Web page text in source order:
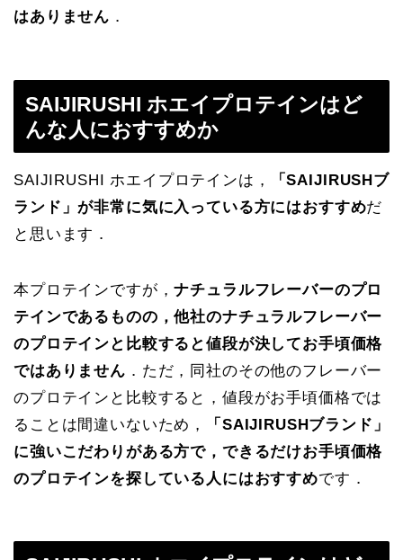
はありません ．
SAIJIRUSHI ホエイプロテインはど
んな人におすすめか
SAIJIRUSHI ホエイプロテインは，
「SAIJIRUSHブ
ランド」が非常に気に入っている方にはおすすめだ
と思います．
本プロテインですが，ナチュラルフレーバーのプロ
テインであるものの，他社のナチュラルフレーバー
のプロテインと比較すると値段が決してお手頃価格
ではありません ．ただ，同社のその他のフレーバー
のプロテインと比較すると，値段がお手頃価格では
ることは間違いないため，
「SAIJIRUSHブランド」
に強いこだわりがある方で，できるだけお手頃価格
のプロテインを探している人にはおすすめです．